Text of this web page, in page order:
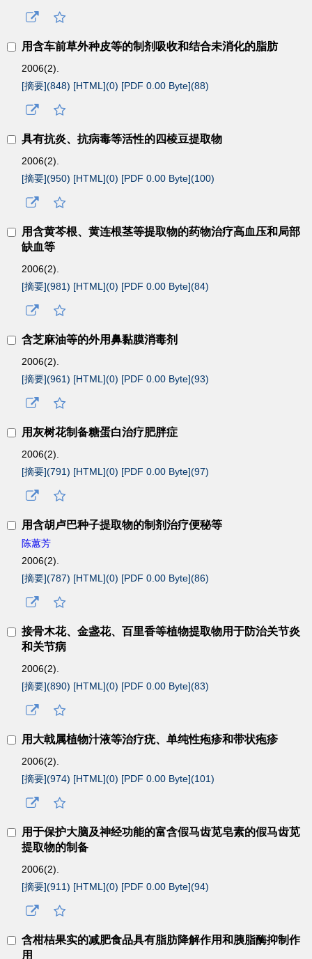
用含车前草外种皮等的制剂吸收和结合未消化的脂肪
2006(2).
[摘要](848) [HTML](0) [PDF 0.00 Byte](88)
具有抗炎、抗病毒等活性的四棱豆提取物
2006(2).
[摘要](950) [HTML](0) [PDF 0.00 Byte](100)
用含黄芩根、黄连根茎等提取物的药物治疗高血压和局部
缺血等
2006(2).
[摘要](981) [HTML](0) [PDF 0.00 Byte](84)
含芝麻油等的外用鼻黏膜消毒剂
2006(2).
[摘要](961) [HTML](0) [PDF 0.00 Byte](93)
用灰树花制备糖蛋白治疗肥胖症
2006(2).
[摘要](791) [HTML](0) [PDF 0.00 Byte](97)
用含胡卢巴种子提取物的制剂治疗便秘等
陈蕙芳
2006(2).
[摘要](787) [HTML](0) [PDF 0.00 Byte](86)
接骨木花、金盏花、百里香等植物提取物用于防治关节炎
和关节病
2006(2).
[摘要](890) [HTML](0) [PDF 0.00 Byte](83)
用大戟属植物汁液等治疗疣、单纯性疱疹和带状疱疹
2006(2).
[摘要](974) [HTML](0) [PDF 0.00 Byte](101)
用于保护大脑及神经功能的富含假马齿苋皂素的假马齿苋
提取物的制备
2006(2).
[摘要](911) [HTML](0) [PDF 0.00 Byte](94)
含柑桔果实的减肥食品具有脂肪降解作用和胰脂酶抑制作
用